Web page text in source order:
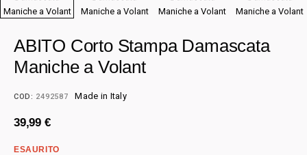
ABITO Corto Stampa Damascata
Maniche a Volant
COD: 2492587 Made in Italy
39,99 €
ESAURITO